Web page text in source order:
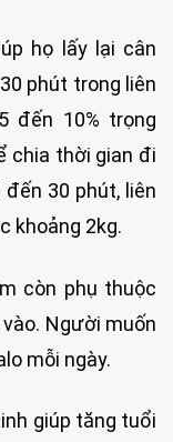
họ lấy lại cân
phút trong liên
đến 10% trọng
chia thời gian đi
30 phút, liên
khoảng 2kg.
còn phụ thuộc
Người muốn
mỗi ngày.
giúp tăng tuổi